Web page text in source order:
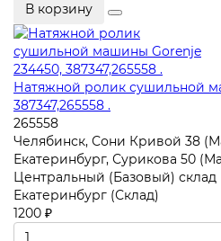
В корзину
Натяжной ролик сушильной
387347,265558 .
265558
Челябинск, Сони Кривой 38
Екатеринбург, Сурикова 50
Центральный (Базовый) склад
Екатеринбург (Склад)
1200 ₽